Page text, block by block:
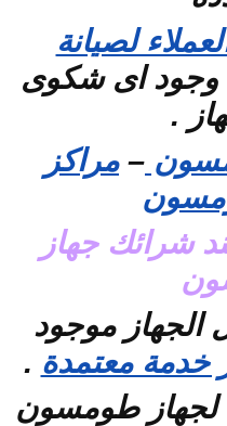
لصيانة
وجود اى شكوى
.
–مراكز
شرائك جهاز
الجهاز موجود
خدمة معتمدة .
لجهاز طومسون